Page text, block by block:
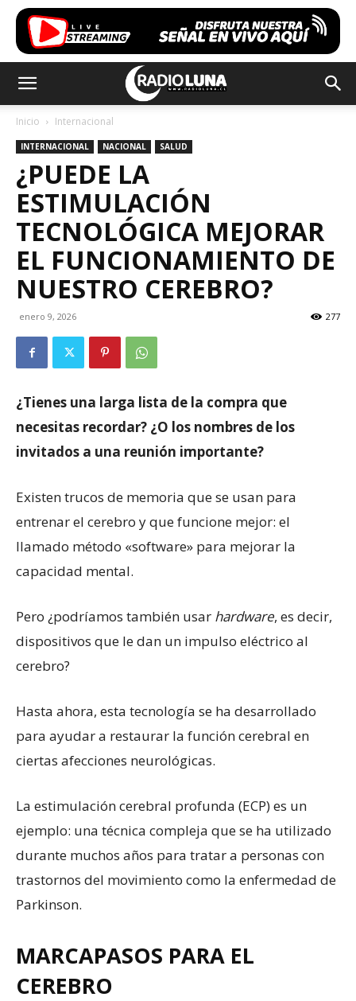
Inicio Internacional
INTERNACIONAL NACIONAL SALUD
¿PUEDE LA
ESTIMULACIÓN
TECNOLÓGICA MEJORAR
EL FUNCIONAMIENTO DE
NUESTRO CEREBRO?
enero 9, 2026 277
¿Tienes una larga lista de la compra que
necesitas recordar? ¿O los nombres de los
invitados a una reunión importante?
Existen trucos de memoria que se usan para
entrenar el cerebro y que funcione mejor: el
llamado método «software» para mejorar la
capacidad mental.
Pero ¿podríamos también usar hardware, es decir,
dispositivos que le dan un impulso eléctrico al
cerebro?
Hasta ahora, esta tecnología se ha desarrollado
para ayudar a restaurar la función cerebral en
ciertas afecciones neurológicas.
La estimulación cerebral profunda (ECP) es un
ejemplo: una técnica compleja que se ha utilizado
durante muchos años para tratar a personas con
trastornos del movimiento como la enfermedad de
Parkinson.
MARCAPASOS PARA EL
CEREBRO